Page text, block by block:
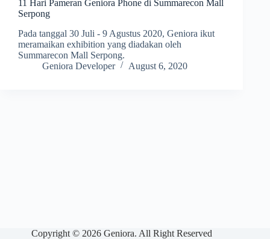
11 Hari Pameran Geniora Phone di Summarecon Mall
Serpong
Pada tanggal 30 Juli - 9 Agustus 2020, Geniora ikut
meramaikan exhibition yang diadakan oleh
Summarecon Mall Serpong.
Geniora Developer
August 6, 2020
Copyright © 2026 Geniora. All Right Reserved